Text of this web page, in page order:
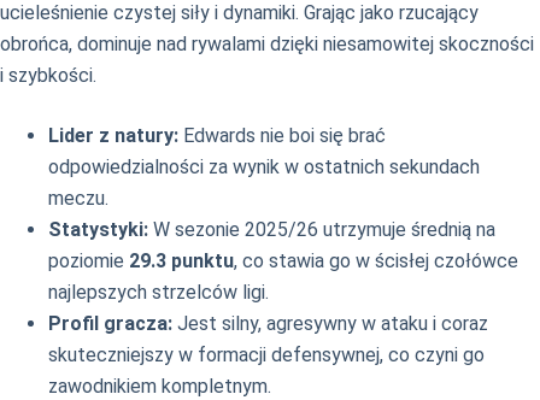
ucieleśnienie czystej siły i dynamiki. Grając jako rzucający
obrońca, dominuje nad rywalami dzięki niesamowitej skoczności
i szybkości.
Lider z natury: Edwards nie boi się brać
odpowiedzialności za wynik w ostatnich sekundach
meczu.
Statystyki: W sezonie 2025/26 utrzymuje średnią na
poziomie 29.3 punktu, co stawia go w ścisłej czołówce
najlepszych strzelców ligi.
Profil gracza: Jest silny, agresywny w ataku i coraz
skuteczniejszy w formacji defensywnej, co czyni go
zawodnikiem kompletnym.